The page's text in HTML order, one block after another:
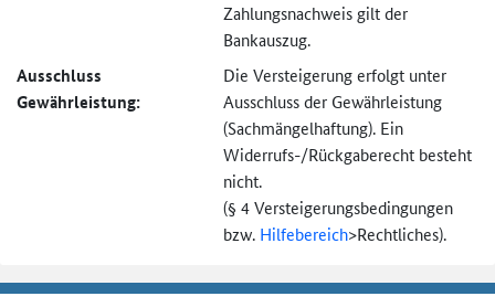
Zahlungsnachweis gilt der
Bankauszug.
Ausschluss
Gewährleistung:
Die Versteigerung erfolgt unter
Ausschluss der Gewährleistung
(Sachmängel­haftung). Ein
Widerrufs-/Rückgaberecht besteht
nicht.
(§ 4 Versteigerungs­bedingungen
bzw. Hilfebereich>Rechtliches).